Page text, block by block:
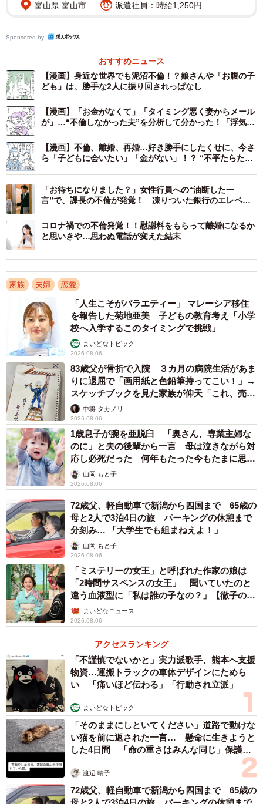
なんですよね（笑）。もしかしたら学校って一番多いかも
わけですから。特に役員とかになると、多く関わり合うし
不倫に発展しやすいのかも。〔Nさん、40歳〕
▽接点の多いママと先生が不倫へ発展！？
若い男の先生とママっていうカップル。若い女の先生とパ
パっていうカップルは聞いたことないですね（笑）。ママ
のほうが学校に行く回数も多いし、先生と一対一で話すこ
とも多いからだと思いますね。後は、ママと先生の飲み会
があるので、そこで意気投合してっていうカップルもあり
ますよ。「ちょっとご相談したことがある」ってママのほ
うから誘うケースもあるみたい（笑）。〔Oさん、42歳〕
◇ ◇
…こう見ると、確かに学校ってそうなってしまう出会いや
接点が多いようですね。
2/5
デートや連絡方法は？
子育てや仕事に大忙しいのママたち。時間も限られた生活
をしていえるのに、どうやって連絡を取り、どんな場所で
デートをしているのかも気になるところです。
▽カラオケ密室デートを楽しむ
カラオケ多いみたいですね。密室だから見つかりにくい・
話しやすいからだと思います。新宿とか池袋のカラオケ行
ってそのままホテルに行く、みたいな話も聞いたことあり
ます（笑）。いかにも「流れられる」場所なんでしょう
ね。〔Yさん、36歳〕
▽SNSで連絡を取っている！？
連絡は普通にLINEとかで取ってる人が多いみたいですよ。
旦那にバレてる人もいたし、旦那が「自分の妻がそんなこ
富山県 富山市
派遣社員：時給1,250円
Sponsored by
おすすめニュース
【漫画】身近な世界でも泥沼不倫！？娘さんや「お腹の子
ども」は、勝手な2人に振り回されっぱなし
【漫画】「お金がなくて」「タイミング悪く妻からメール
が」…“不倫しなかった夫”を分析して分かった！「浮気さ
【漫画】不倫、離婚、再婚…好き勝手にしたくせに、今さ
ら「子どもに会いたい」「金がない」！？ “不平たらた
「お待ちになりました？」女性行員への“油断した一
言”で、課長の不倫が発覚！ 凍りついた銀行のエレベー
コロナ禍での不倫発覚！！慰謝料をもらって離婚になるか
と思いきや…思わぬ電話が変えた結末
家族 夫婦 恋愛
「人生こそがバラエティー」 マレーシア移住
を報告した菊地亜美 子どもの教育考え「小学
校へ入学するこのタイミングで挑戦」
まいどなトピック
2026.08.06
83歳父が骨折で入院 ３カ月の病院生活があま
りに退屈で「画用紙と色鉛筆持ってこい！」→
スケッチブックを見た家族が仰天「これ、売れ
ますよ…」
中将 タカノリ
2026.08.06
1歳息子が腕を亜脱臼 「奥さん、専業主婦な
のに」と夫の後輩から一言 母は泣きながら対
応し必死だった 何年もたった今もたまに思い
出し…山岡 もと子
2026.08.06
72歳父、軽自動車で新潟から四国まで 65歳の
母と2人で3泊4日の旅 パーキングの休憩まで
分刻み… 「大学生でも組まねえよ！」
山岡 もと子
2026.08.06
「ミステリーの女王」と呼ばれた作家の娘は
「2時間サスペンスの女王」 聞いていたのと
違う血液型に「私は誰の子なの？」【徹子の部
屋】まいどなニュース
2026.08.06
アクセスランキング
「不謹慎でないかと」実力派歌手、熊本へ支援
物資…運搬トラックの車体デザインにためら
い 「痛いほど伝わる」「行動され立派」
まいどなトピック
「そのままにしといてください」道路で動けな
い猫を前に返された一言… 懸命に生きようと
した4日間 「命の重さはみんな同じ」保護団
渡辺 晴子
72歳父、軽自動車で新潟から四国まで 65歳の